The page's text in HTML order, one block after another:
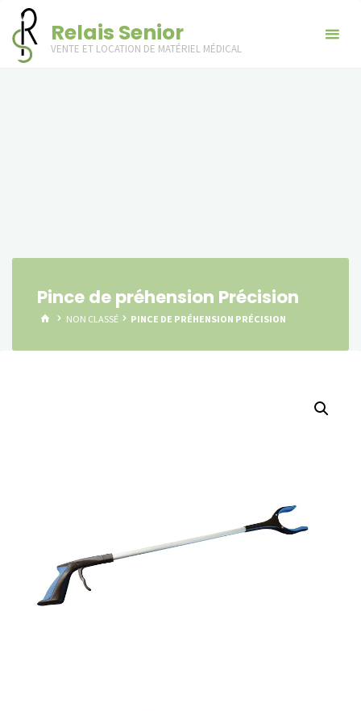
content
Relais Senior
VENTE ET LOCATION DE MATÉRIEL MÉDICAL
Pince de préhension Précision
HOMENON CLASSÉ PINCE DE PRÉHENSION PRÉCISION